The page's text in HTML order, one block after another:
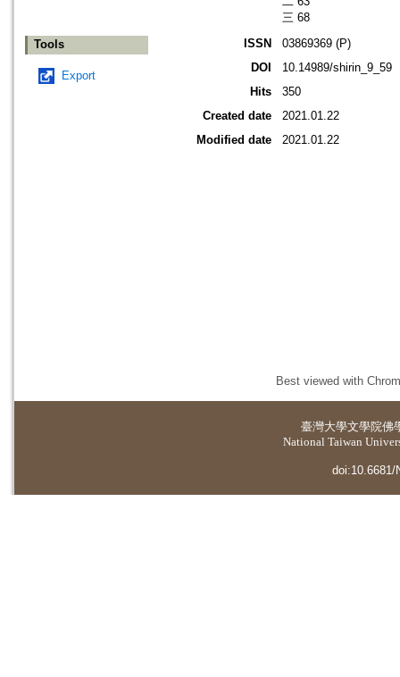
Tools
Export
三 68
ISSN
03869369 (P)
DOI
10.14989/shirin_9_59
Hits
350
Created date
2021.01.22
Modified date
2021.01.22
Best viewed with
臺灣大學文學院佛
National Taiwan
doi:10.6681/